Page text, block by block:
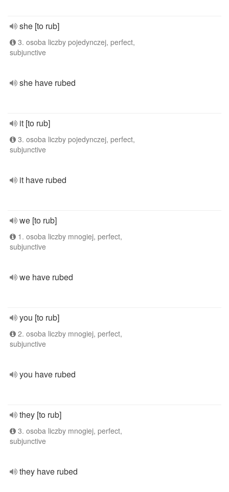
she [to rub]
3. osoba liczby pojedynczej, perfect,
subjunctive
she have rubed
it [to rub]
3. osoba liczby pojedynczej, perfect,
subjunctive
it have rubed
we [to rub]
1. osoba liczby mnogiej, perfect,
subjunctive
we have rubed
you [to rub]
2. osoba liczby mnogiej, perfect,
subjunctive
you have rubed
they [to rub]
3. osoba liczby mnogiej, perfect,
subjunctive
they have rubed